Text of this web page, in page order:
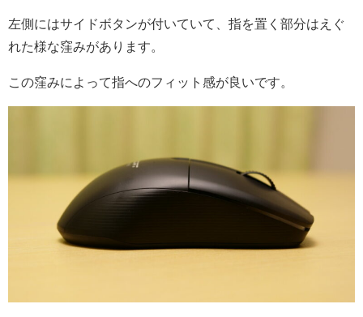
左側にはサイドボタンが付いていて、指を置く部分はえぐ
れた様な窪みがあります。
この窪みによって指へのフィット感が良いです。